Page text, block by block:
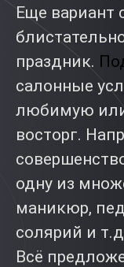
Еще вариант
праздник.
салонные
любимую или
восторг.
одну из
маникюр,
солярий и
Всё